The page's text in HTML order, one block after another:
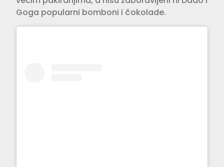
Goga popularni bomboni i čokolade.